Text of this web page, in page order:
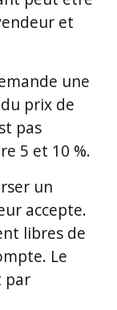
et
une
prix de
pas
5 et 10 %.
un
accepte.
libres de
Le
par